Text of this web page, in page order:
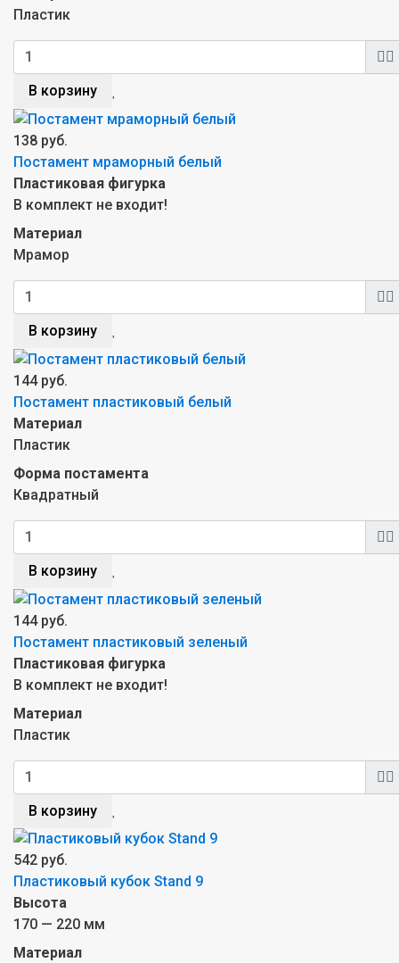
Пластик
В корзину
138 руб.
Постамент мраморный белый
Пластиковая фигурка
В комплект не входит!
Материал
Мрамор
В корзину
144 руб.
Постамент пластиковый белый
Материал
Пластик
Форма постамента
Квадратный
В корзину
144 руб.
Постамент пластиковый зеленый
Пластиковая фигурка
В комплект не входит!
Материал
Пластик
В корзину
542 руб.
Пластиковый кубок Stand 9
Высота
170 — 220 мм
Материал